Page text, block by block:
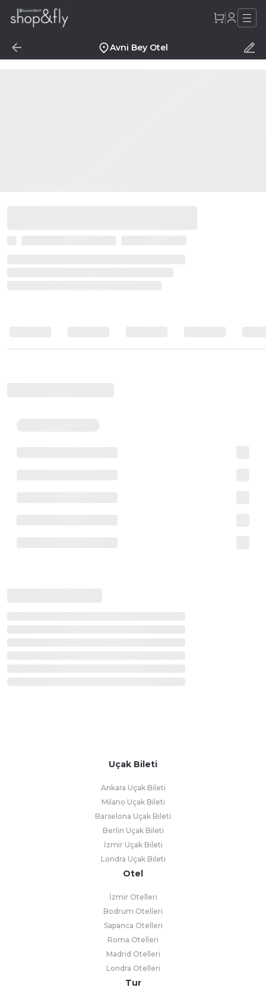
Avni Bey Otel
Uçak Bileti
Ankara Uçak Bileti
Milano Uçak Bileti
Barselona Uçak Bileti
Berlin Uçak Bileti
İzmir Uçak Bileti
Londra Uçak Bileti
Otel
İzmir Otelleri
Bodrum Otelleri
Sapanca Otelleri
Roma Otelleri
Madrid Otelleri
Londra Otelleri
Tur